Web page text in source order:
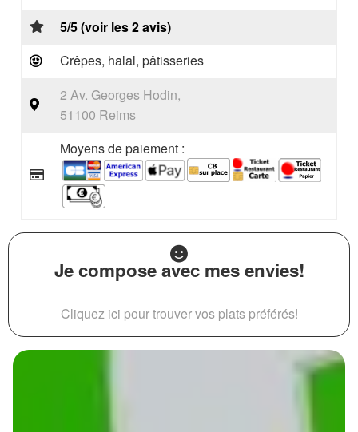
5/5 (voir les 2 avis)
Crêpes, halal, pâtisseries
2 Av. Georges Hodin,
51100 Reims
Moyens de paiement :
Je compose avec mes envies!
Cliquez ici pour trouver vos plats préférés!